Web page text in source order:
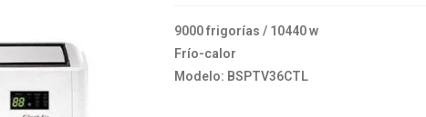
9000 frigorías / 10440 w
Frío-calor
Modelo: BSPTV36CTL